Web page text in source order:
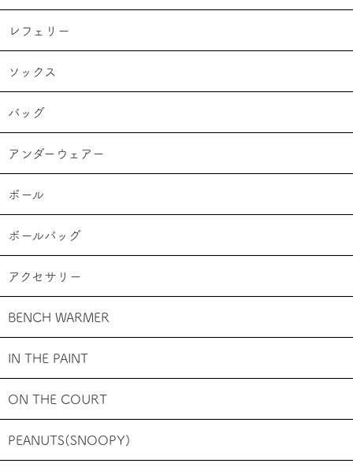
レフェリー
ソックス
バッグ
アンダーウェアー
ボール
ボールバッグ
アクセサリー
BENCH WARMER
IN THE PAINT
ON THE COURT
PEANUTS(SNOOPY)